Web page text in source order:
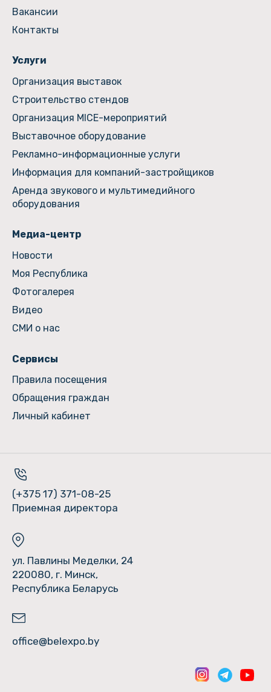
Вакансии
Контакты
Услуги
Организация выставок
Строительство стендов
Организация MICE-мероприятий
Выставочное оборудование
Рекламно-информационные услуги
Информация для компаний-застройщиков
Аренда звукового и мультимедийного
оборудования
Медиа-центр
Новости
Моя Республика
Фотогалерея
Видео
СМИ о нас
Сервисы
Правила посещения
Обращения граждан
Личный кабинет
(+375 17) 371-08-25
Приемная директора
ул. Павлины Меделки, 24
220080, г. Минск,
Республика Беларусь
office@belexpo.by